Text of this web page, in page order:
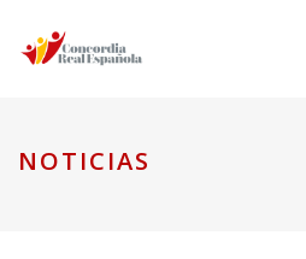
NOTICIAS